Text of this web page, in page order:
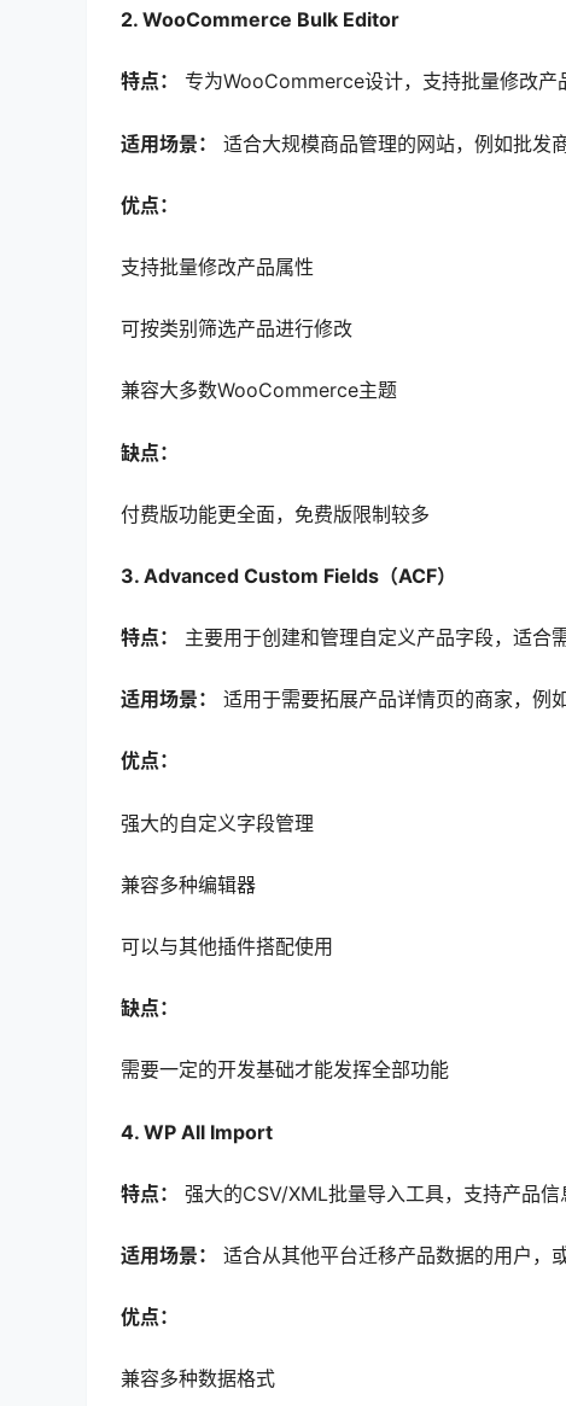
2. WooCommerce Bulk Editor
特点： 专为WooCommerce设计，支持批量修改产
适用场景： 适合大规模商品管理的网站，例如批发
优点：
支持批量修改产品属性
可按类别筛选产品进行修改
兼容大多数WooCommerce主题
缺点：
付费版功能更全面，免费版限制较多
3. Advanced Custom Fields（ACF）
特点： 主要用于创建和管理自定义产品字段，适合
适用场景： 适用于需要拓展产品详情页的商家，例
优点：
强大的自定义字段管理
兼容多种编辑器
可以与其他插件搭配使用
缺点：
需要一定的开发基础才能发挥全部功能
4. WP All Import
特点： 强大的CSV/XML批量导入工具，支持产品信
适用场景： 适合从其他平台迁移产品数据的用户，
优点：
兼容多种数据格式